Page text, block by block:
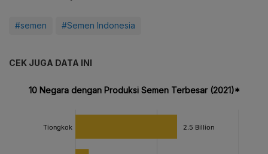
#semen #Semen Indonesia
CEK JUGA DATA INI